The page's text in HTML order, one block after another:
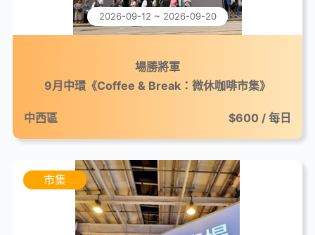
2026-09-12 ~ 2026-09-20
場勝將軍
9月中環《Coffee & Break：微休咖啡市集》
中西區 $600 / 每日
市集